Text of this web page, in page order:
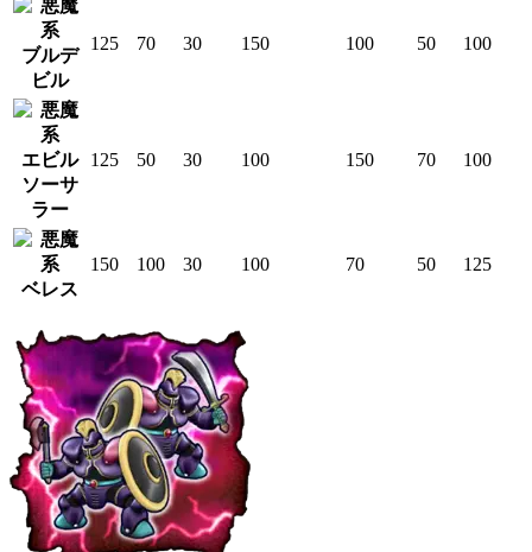
ブルデ
ビル
125 70 30 150 100 50 100
エビル
ソーサ
ラー
125 50 30 100 150 70 100
ベレス
150 100 30 100 70 50 125